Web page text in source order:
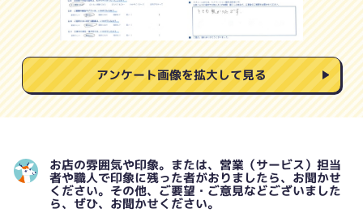
アンケート画像を拡大して見る
お店の雰囲気や印象。または、営業（サービス）担当
者や職人で印象に残った者がおりましたら、お聞かせ
ください。その他、ご要望・ご意見などございました
ら、ぜひ、お聞かせください。